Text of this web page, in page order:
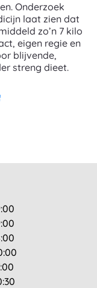
Onderzoek
laat zien dat
zo’n 7 kilo
eigen regie en
blijvende,
streng dieet.